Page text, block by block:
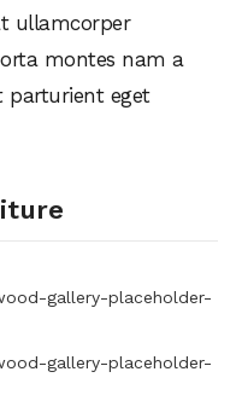
ullamcorper
montes nam a
parturient eget